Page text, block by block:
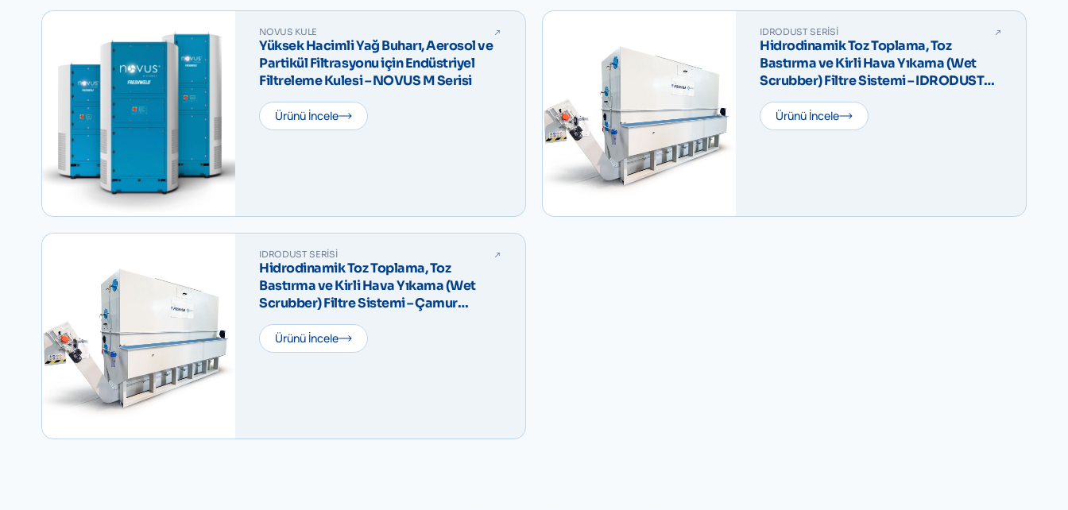
NOVUS KULE
Yüksek Hacimli Yağ Buharı, Aerosol ve
Partikül Filtrasyonu için Endüstriyel
Filtreleme Kulesi – NOVUS M Serisi
Ürünü İncele
IDRODUST SERISI
Hidrodinamik Toz Toplama, Toz
Bastırma ve Kirli Hava Yıkama (Wet
Scrubber) Filtre Sistemi – IDRODUST
Compact V
Ürünü İncele
IDRODUST SERISI
Hidrodinamik Toz Toplama, Toz
Bastırma ve Kirli Hava Yıkama (Wet
Scrubber) Filtre Sistemi – Çamur
Sıyırıcı – IDRODUST Compact VD
Ürünü İncele